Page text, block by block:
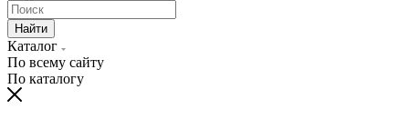
Найти
Каталог
По всему сайту
По каталогу